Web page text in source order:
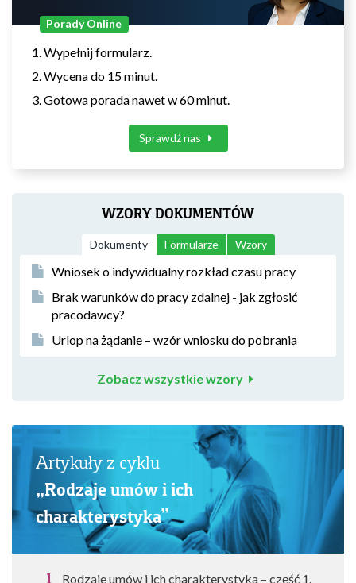
Porady Online
Wypełnij formularz.
Wycena do 15 minut.
Gotowa porada nawet w 60 minut.
Sprawdź nas
WZORY DOKUMENTÓW
Dokumenty Formularze Wzory
Wniosek o indywidualny rozkład czasu pracy
Brak warunków do pracy zdalnej - jak zgłosić
pracodawcy?
Urlop na żądanie – wzór wniosku do pobrania
Zobacz wszystkie wzory
Artykuły z cyklu
„Rodzaje umów i ich
charakterystyka”
Rodzaje umów i ich charakterystyka – część 1.